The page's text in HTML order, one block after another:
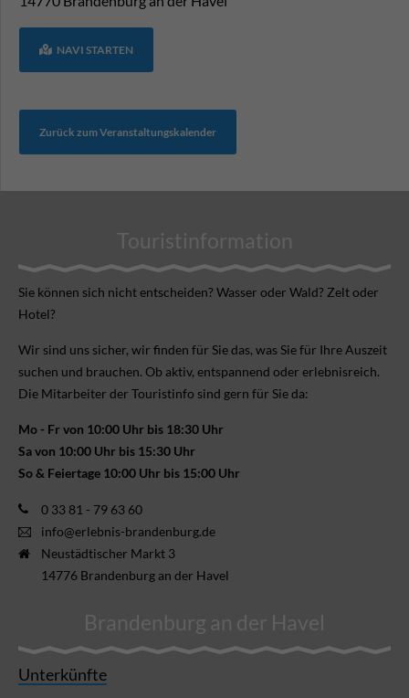
NAVI STARTEN
Zurück zum Veranstaltungskalender
Touristinformation
Sie können sich nicht ent­scheiden? Wasser oder Wald? Zelt oder
Hotel?
Wir sind uns sicher, wir finden für Sie das, was Sie für Ihre Aus­zeit
suchen und brauchen. Ob aktiv, ent­spannend oder erlebnis­reich.
Die Mitarbeiter der Touristinfo sind gern für Sie da:
Mo - Fr von 10:00 Uhr bis 18:30 Uhr
Sa von 10:00 Uhr bis 15:30 Uhr
So & Feiertage 10:00 Uhr bis 15:00 Uhr
0 33 81 - 79 63 60
info@erlebnis-brandenburg.de
Neustädtischer Markt 3
14776 Brandenburg an der Havel
Brandenburg an der Havel
Unterkünfte